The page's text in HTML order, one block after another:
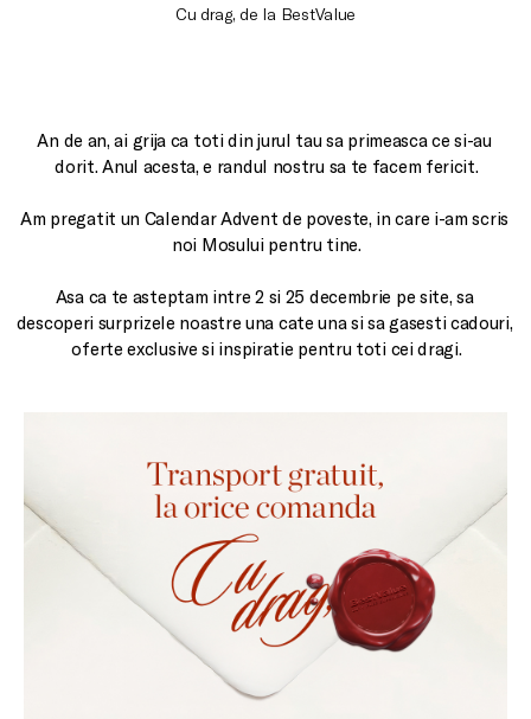
Cu drag, de la BestValue
An de an, ai grija ca toti din jurul tau sa primeasca ce si-au
dorit. Anul acesta, e randul nostru sa te facem fericit.
Am pregatit un Calendar Advent de poveste, in care i-am scris
noi Mosului pentru tine.
Asa ca te asteptam intre 2 si 25 decembrie pe site, sa
descoperi surprizele noastre una cate una si sa gasesti cadouri,
oferte exclusive si inspiratie pentru toti cei dragi.